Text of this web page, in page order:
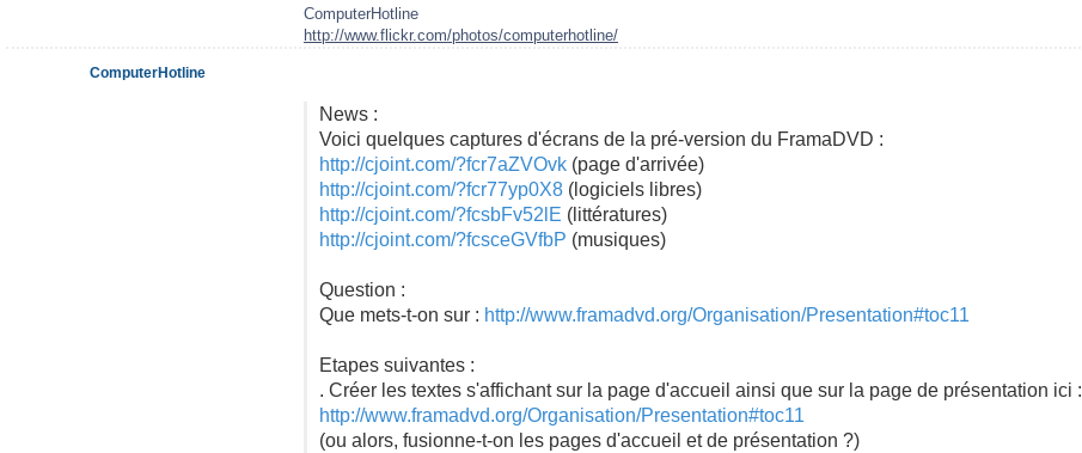
ComputerHotline
http://www.flickr.com/photos/computerhotline/
News :
Voici quelques captures d'écrans de la pré-version du FramaDVD :
http://cjoint.com/?fcr7aZVOvk(page d'arrivée)
http://cjoint.com/?fcr77yp0X8(logiciels libres)
http://cjoint.com/?fcsbFv52lE (littératures)
http://cjoint.com/?fcsceGVfbP (musiques)
Question :
Que mets-t-on sur : http://www.framadvd.org/Organisation/Presentation#toc11
Etapes suivantes :
. Créer les textes s'affichant sur la page d'accueil ainsi que sur la page de présentation ici :
http://www.framadvd.org/Organisation/Presentation#toc11
(ou alors, fusionne-t-on les pages d'accueil et de présentation ?)
ComputerHotline